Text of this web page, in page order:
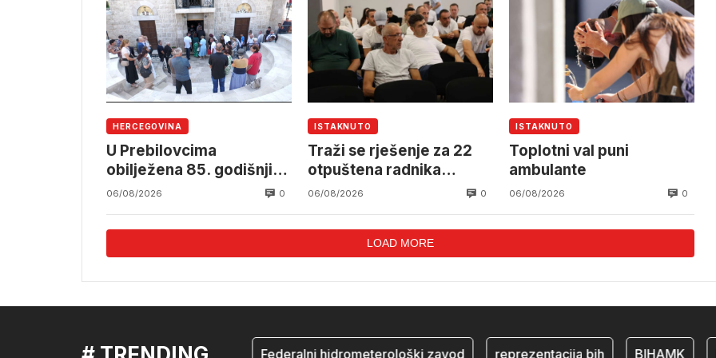
OSBiH
HERCEGOVINA
U Prebilovcima
obilježena 85. godišnjica
stradanja 4.000
nacionalnosti
06/08/2026 0
ISTAKNUTO
Traži se rješenje za 22
otpuštena radnika
Komunalnog Mostar
06/08/2026 0
ISTAKNUTO
Toplotni val puni
ambulante
06/08/2026 0
LOAD MORE
mostar Federalni hidrometerološki zavod reprezentacija bih BIHAMK